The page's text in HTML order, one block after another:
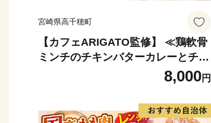
宮崎県高千穂町
【カフェARIGATO監修】 ≪鶏軟骨
ミンチのチキンバターカレーとチキ
ンフライ南蛮≫ カレー チキンカレ
ー 鶏 ご飯 惣菜 冷凍 冷凍食品 温め
るだけ レンジ レンジ調理 レンチン
手軽 簡単調理 おすすめ 人気 お取り
8,000円